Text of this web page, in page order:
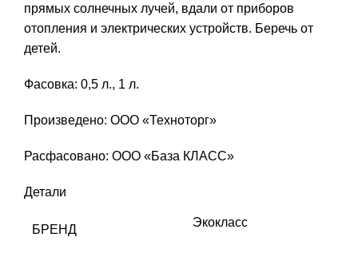
прямых солнечных лучей, вдали от приборов
отопления и электрических устройств. Беречь от
детей.
Фасовка: 0,5 л., 1 л.
Произведено: ООО «Техноторг»
Расфасовано: ООО «База КЛАСС»
Детали
БРЕНД
Экокласс